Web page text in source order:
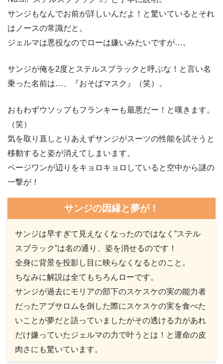
サンジもなんでお前が詳しいんだよ！と驚いているとそれ
はノースの常識だと。
ジェルマは悪役なのでローは嫌いみたいですが…。
サンジが俺を2度とステルスブラックと呼ぶな！と言い名
乗った名前は…、『おそばマスク』（笑）。
おもわずウソップもフランキーも最悪だー！と嘆きます。
（笑）
気を取り直しとりあえずサンジがスーツの性能を試そうと
移動すると姿が消えてしまいます。
ページワンが辺りをキョロキョロしていると空中から謎の
一撃が！
サンジの因縁と夢が！
サンジは早すぎて見えなくなったのではなく”ステル
スブラック”は名の通り、姿を消せるのです！
全身に背景を投影し目に映らなくなるとのこと。
ちなみに解説は全てもちろんローです。
サンジが過去にモリアの部下のスケスケの実の能力者
だったアブサロムを倒した際にスケスケの実を食べた
いことが夢だと語っていましたがその透ける力があれ
だけ嫌っていたジェルマの力で叶うとは！と運命の皮
肉さにも驚いています。